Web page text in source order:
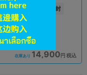
未開封
在庫あり 14,900円 税込